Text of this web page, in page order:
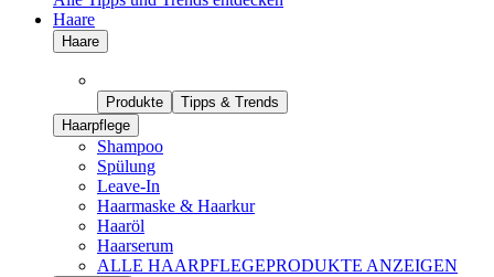
Haare
Haare
Produkte
Tipps & Trends
Haarpflege
Shampoo
Spülung
Leave-In
Haarmaske & Haarkur
Haaröl
Haarserum
ALLE HAARPFLEGEPRODUKTE ANZEIGEN